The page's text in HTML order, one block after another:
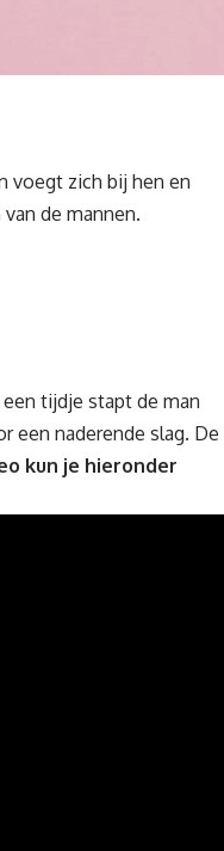
voegt zich bij hen en
de mannen.
tijdje stapt de man
een naderende slag. De
kun je hieronder